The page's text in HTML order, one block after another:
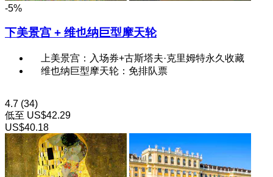
-5%
下美景宫 + 维也纳巨型摩天轮
上美景宫：入场券+古斯塔夫·克里姆特永久收藏
维也纳巨型摩天轮：免排队票
4.7 (34)
低至 US$42.29
US$40.18